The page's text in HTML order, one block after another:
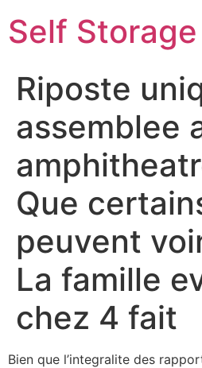
Self
Riposte
assemblee
Que
peuvent
La famille
chez 4 fait
Bien que l’integralite des